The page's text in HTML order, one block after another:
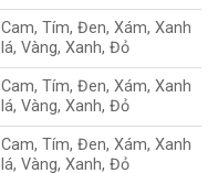
Cam, Tím, Đen, Xám, Xanh
lá, Vàng, Xanh, Đỏ
Cam, Tím, Đen, Xám, Xanh
lá, Vàng, Xanh, Đỏ
Cam, Tím, Đen, Xám, Xanh
lá, Vàng, Xanh, Đỏ